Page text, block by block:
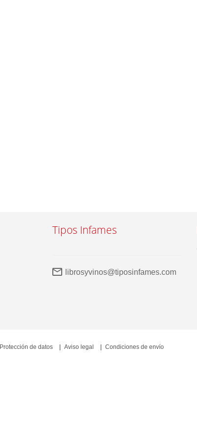
Tipos Infames
librosyvinos@tiposinfames.com
Protección de datos Aviso legal Condiciones de envío